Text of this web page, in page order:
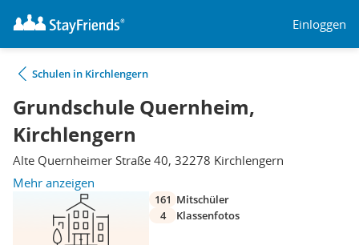
Einloggen
Schulen in Kirchlengern
Grundschule Quernheim,
Kirchlengern
Alte Quernheimer Straße 40, 32278 Kirchlengern
Mehr anzeigen
161 Mitschüler
4
Klassenfotos